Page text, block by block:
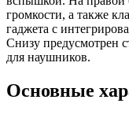
громкости, а также
гаджета с
Снизу предусмотрен
для наушников.
Основные